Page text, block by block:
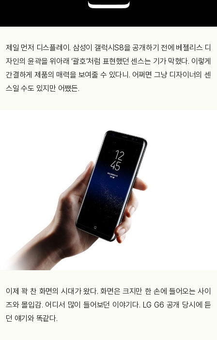
제일 먼저 디스플레이. 삼성이 갤럭시S8을 공개하기 전에 베젤리스 디
자인의 윤곽을 위아래 ‘괄호’처럼 표현했던 센스는 기가 막혔다. 이렇게
간결하게 제품의 매력을 보여줄 수 있다니. 어쩌면 그냥 디자이너의 센
스일 수도 있지만 어쨌든.
이제 꽉 찬 화면의 시대가 왔다. 화면은 크지만 한 손에 들어오는 사이
즈와 몰입감. 어디서 많이 들어보던 이야기다. LG G6 공개 당시에 듣
던 얘기와 똑같다.